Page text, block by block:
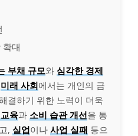
대
부채 규모와 심각한 경제
미래 사회에서는 개인의 금
결하기 위한 노력이 더욱
육과 소비 습관 개선을 통
, 실업이나 사업 실패 등으